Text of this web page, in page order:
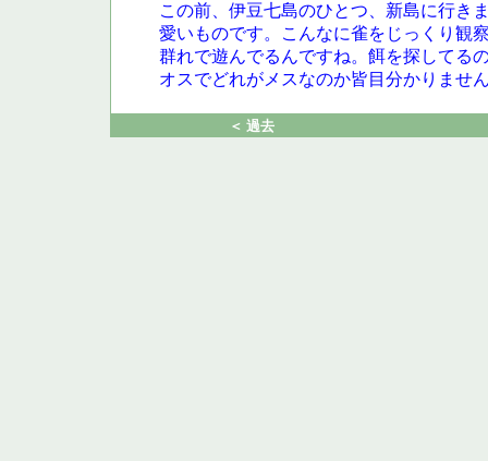
この前、伊豆七島のひとつ、新島に行き
愛いものです。こんなに雀をじっくり観
群れで遊んでるんですね。餌を探してる
オスでどれがメスなのか皆目分かりませ
＜ 過去